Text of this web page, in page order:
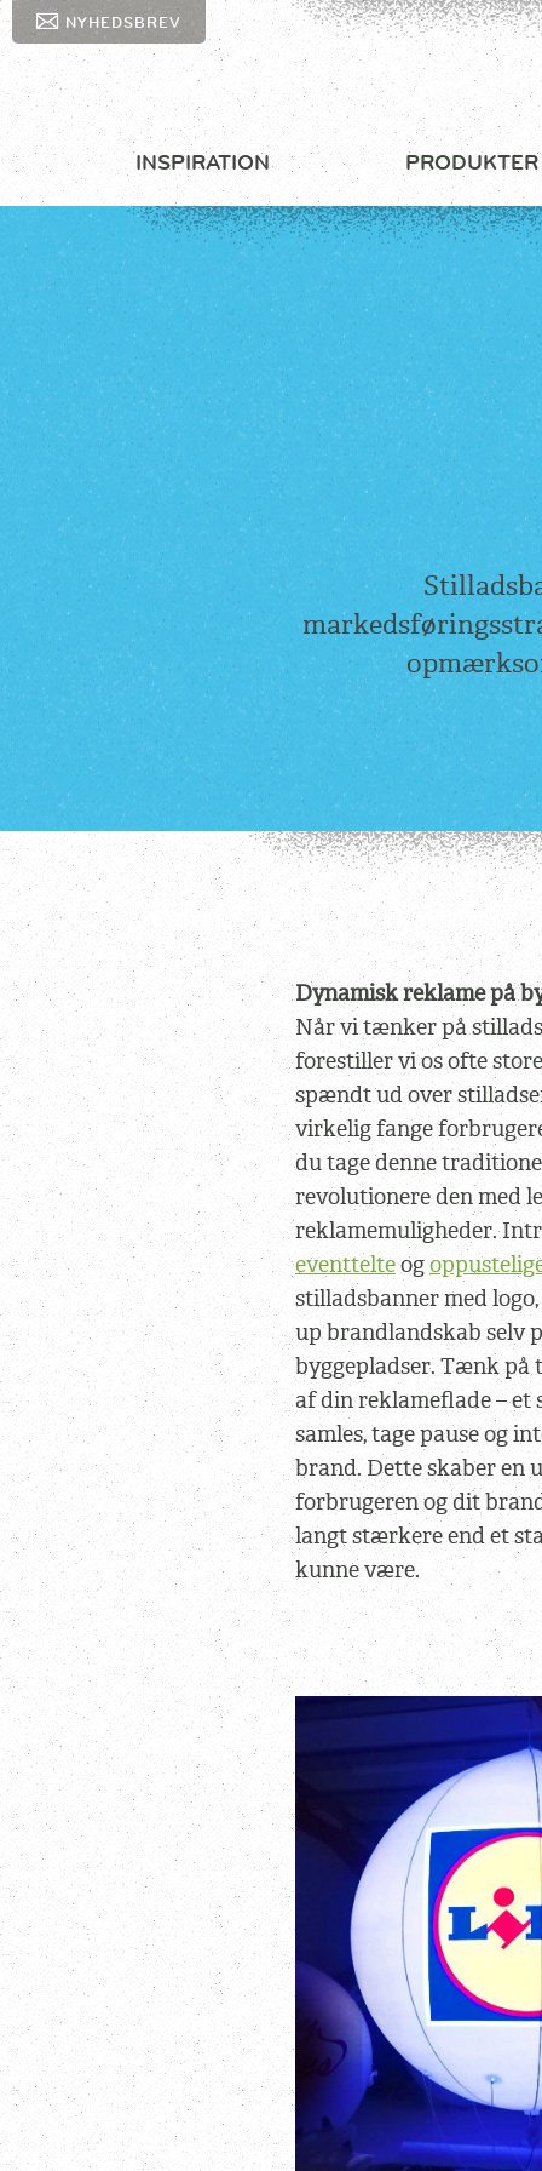
NYHEDSBREV
INSPIRATION PRODUKTER
Dynamisk reklame på
Når vi tænker på
forestiller vi os ofte
spændt ud over
virkelig fange
du tage denne
revolutionere den med
reklamemuligheder.
eventtelteog
stilladsbanner med
up brandlandskab selv
byggepladser. Tænk på
af din reklameflade – et
samles, tage pause og
brand. Dette skaber en
forbrugeren og dit
langt stærkere end et
kunne være.